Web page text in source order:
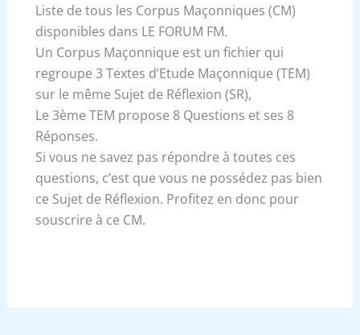
Liste de tous les Corpus Maçonniques (CM)
disponibles dans LE FORUM FM.
Un Corpus Maçonnique est un fichier qui
regroupe 3 Textes d’Etude Maçonnique (TEM)
sur le même Sujet de Réflexion (SR),
Le 3ème TEM propose 8 Questions et ses 8
Réponses.
Si vous ne savez pas répondre à toutes ces
questions, c’est que vous ne possédez pas bien
ce Sujet de Réflexion. Profitez en donc pour
souscrire à ce CM.